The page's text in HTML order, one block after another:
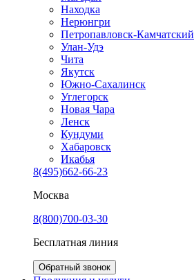
Находка
Нерюнгри
Петропавловск-Камчатский
Улан-Удэ
Чита
Якутск
Южно-Сахалинск
Углегорск
Новая Чара
Ленск
Кундуми
Хабаровск
Икабья
8(495)662-66-23
Москва
8(800)700-03-30
Бесплатная линия
Обратный звонок